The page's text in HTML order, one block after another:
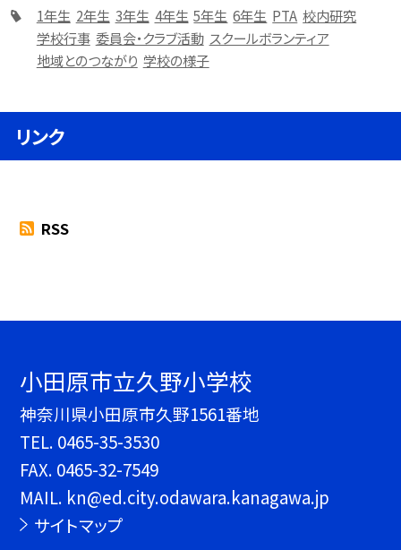
1年生 2年生 3年生 4年生 5年生 6年生 PTA 校内研究
学校行事 委員会・クラブ活動 スクールボランティア
地域とのつながり 学校の様子
リンク
RSS
小田原市立久野小学校
神奈川県小田原市久野1561番地
TEL. 0465-35-3530
FAX. 0465-32-7549
MAIL. kn@ed.city.odawara.kanagawa.jp
サイトマップ